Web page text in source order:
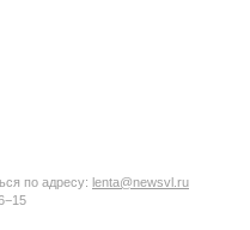
по адресу: lenta@newsvl.ru